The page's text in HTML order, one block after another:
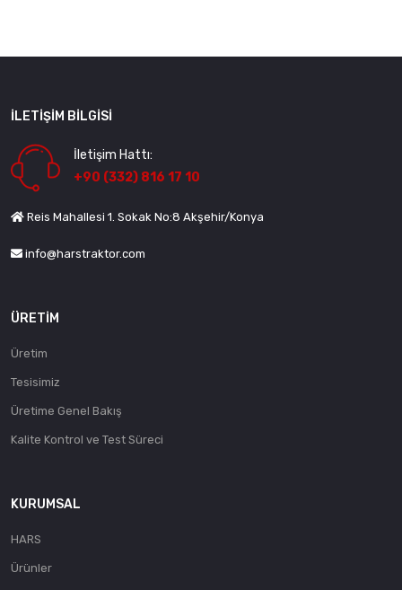
İLETIŞIM BILGISI
İletişim Hattı:
+90 (332) 816 17 10
Reis Mahallesi 1. Sokak No:8 Akşehir/Konya
info@harstraktor.com
ÜRETIM
Üretim
Tesisimiz
Üretime Genel Bakış
Kalite Kontrol ve Test Süreci
KURUMSAL
HARS
Ürünler